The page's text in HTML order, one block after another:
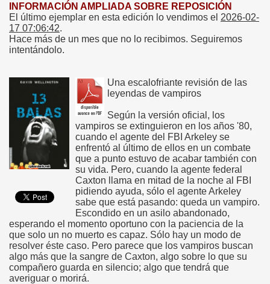
INFORMACIÓN AMPLIADA SOBRE REPOSICIÓN
El último ejemplar en esta edición lo vendimos el 2026-02-
17 07:06:42.
Hace más de un mes que no lo recibimos. Seguiremos
intentándolo.
Una escalofriante revisión de las
leyendas de vampiros
Según la versión oficial, los
vampiros se extinguieron en los años '80,
cuando el agente del FBI Arkeley se
enfrentó al último de ellos en un combate
que a punto estuvo de acabar también con
su vida. Pero, cuando la agente federal
Caxton llama en mitad de la noche al FBI
pidiendo ayuda, sólo el agente Arkeley
sabe que está pasando: queda un vampiro.
Escondido en un asilo abandonado,
esperando el momento oportuno con la paciencia de la
que solo un no muerto es capaz. Sólo hay un modo de
resolver éste caso. Pero parece que los vampiros buscan
algo más que la sangre de Caxton, algo sobre lo que su
compañero guarda en silencio; algo que tendrá que
averiguar o morirá.